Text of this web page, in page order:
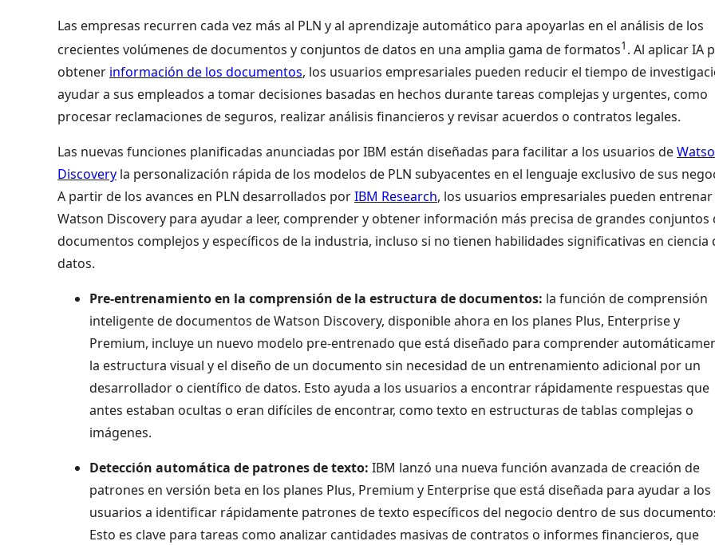
Las empresas recurren cada vez más al PLN y al aprendizaje automático para apoyarlas en el análisis de los
crecientes volúmenes de documentos y conjuntos de datos en una amplia gama de formatos1 . Al aplicar IA
obtener información de los documentos, los usuarios empresariales pueden reducir el tiempo de
ayudar a sus empleados a tomar decisiones basadas en hechos durante tareas complejas y urgentes, como
procesar reclamaciones de seguros, realizar análisis financieros y revisar acuerdos o contratos legales.
Las nuevas funciones planificadas anunciadas por IBM están diseñadas para facilitar a los usuarios de
Discovery la personalización rápida de los modelos de PLN subyacentes en el lenguaje exclusivo de sus
A partir de los avances en PLN desarrollados porIBM Research, los usuarios empresariales pueden entrenar
Watson Discovery para ayudar a leer, comprender y obtener información más precisa de grandes conjuntos
documentos complejos y específicos de la industria, incluso si no tienen habilidades significativas en ciencia
datos.
Pre-entrenamiento en la comprensión de la estructura de documentos: la función de comprensión
inteligente de documentos de Watson Discovery, disponible ahora en los planes Plus, Enterprise y
Premium, incluye un nuevo modelo pre-entrenado que está diseñado para comprender
la estructura visual y el diseño de un documento sin necesidad de un entrenamiento adicional por un
desarrollador o científico de datos. Esto ayuda a los usuarios a encontrar rápidamente respuestas que
antes estaban ocultas o eran difíciles de encontrar, como texto en estructuras de tablas complejas o
imágenes.
Detección automática de patrones de texto: IBM lanzó una nueva función avanzada de creación de
patrones en versión beta en los planes Plus, Premium y Enterprise que está diseñada para ayudar a los
usuarios a identificar rápidamente patrones de texto específicos del negocio dentro de sus
Esto es clave para tareas como analizar cantidades masivas de contratos o informes financieros, que